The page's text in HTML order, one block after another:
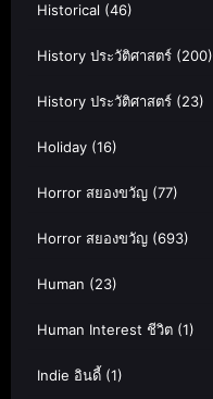
Historical (46)
History ประวัติศาสตร์ (200)
History ประวัติศาสตร์ (23)
Holiday (16)
Horror สยองขวัญ (77)
Horror สยองขวัญ (693)
Human (23)
Human Interest ชีวิต (1)
Indie อินดี้ (1)